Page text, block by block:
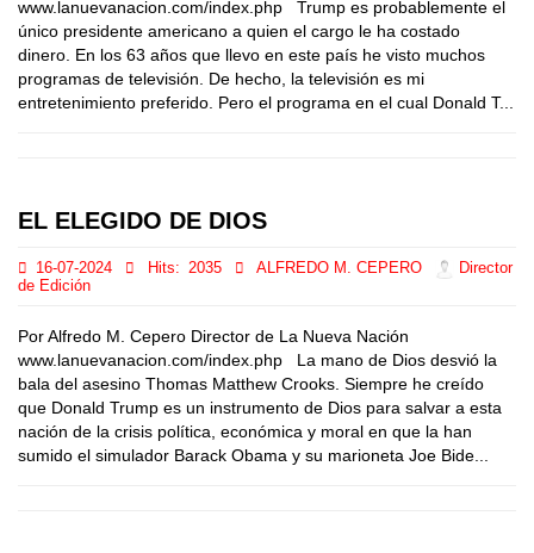
www.lanuevanacion.com/index.php Trump es probablemente el
único presidente americano a quien el cargo le ha costado
dinero. En los 63 años que llevo en este país he visto muchos
programas de televisión. De hecho, la televisión es mi
entretenimiento preferido. Pero el programa en el cual Donald T...
EL ELEGIDO DE DIOS
16-07-2024 Hits: 2035 ALFREDO M. CEPERO
Director
de Edición
Por Alfredo M. Cepero Director de La Nueva Nación
www.lanuevanacion.com/index.php La mano de Dios desvió la
bala del asesino Thomas Matthew Crooks. Siempre he creído
que Donald Trump es un instrumento de Dios para salvar a esta
nación de la crisis política, económica y moral en que la han
sumido el simulador Barack Obama y su marioneta Joe Bide...